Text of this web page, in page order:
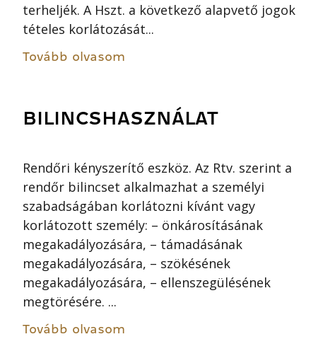
terheljék. A Hszt. a következő alapvető jogok
tételes korlátozását...
Tovább olvasom
BILINCSHASZNÁLAT
Rendőri kényszerítő eszköz. Az Rtv. szerint a
rendőr bilincset alkalmazhat a személyi
szabadságában korlátozni kívánt vagy
korlátozott személy: – önkárosításának
megakadályozására, – támadásának
megakadályozására, – szökésének
megakadályozására, – ellenszegülésének
megtörésére. ...
Tovább olvasom